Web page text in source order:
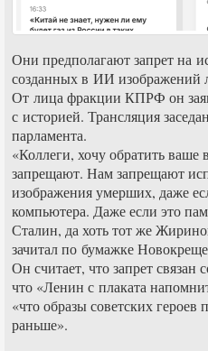
Они предполагают запрет на
созданных в ИИ изображений
От лица фракции КПРФ он
с историей. Трансляция
парламента.
«Коллеги, хочу обратить
запрещают. Нам запрещают
изображения умерших, даже
компьютера. Даже если это
Сталин, да хоть тот же
зачитал по бумажке
Он считает, что запрет связан
что «Ленин с плаката
«что образы советских
раньше».